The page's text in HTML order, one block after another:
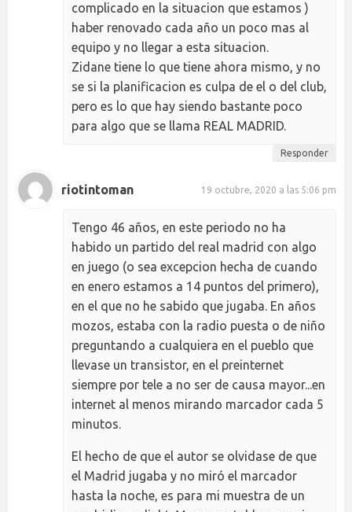
complicado en la situacion que estamos )
haber renovado cada año un poco mas al
equipo y no llegar a esta situacion.
Zidane tiene lo que tiene ahora mismo, y no
se si la planificacion es culpa de el o del club,
pero es lo que hay siendo bastante poco
para algo que se llama REAL MADRID.
Responder
riotintoman 19 octubre, 2020 a las 5:06 pm
Tengo 46 años, en este periodo no ha
habido un partido del real madrid con algo
en juego (o sea excepcion hecha de cuando
en enero estamos a 14 puntos del primero),
en el que no he sabido que jugaba. En años
mozos, estaba con la radio puesta o de niño
preguntando a cualquiera en el pueblo que
llevase un transistor, en el preinternet
siempre por tele a no ser de causa mayor...en
internet al menos mirando marcador cada 5
minutos.
El hecho de que el autor se olvidase de que
el Madrid jugaba y no miró el marcador
hasta la noche, es para mi muestra de un